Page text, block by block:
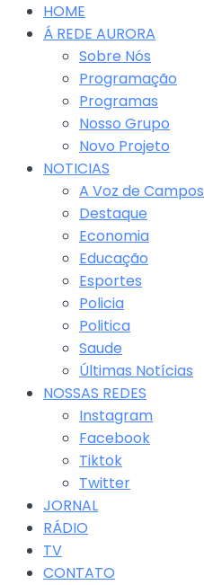
HOME
Á REDE AURORA
Sobre Nós
Programação
Programas
Nosso Grupo
Novo Projeto
NOTICIAS
A Voz de Campos
Destaque
Economia
Educação
Esportes
Policia
Politica
Saude
Últimas Notícias
NOSSAS REDES
Instagram
Facebook
Tiktok
Twitter
JORNAL
RÁDIO
TV
CONTATO